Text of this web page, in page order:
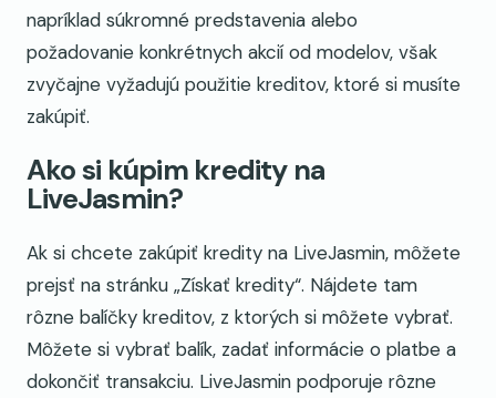
napríklad súkromné predstavenia alebo
požadovanie konkrétnych akcií od modelov, však
zvyčajne vyžadujú použitie kreditov, ktoré si musíte
zakúpiť.
Ako si kúpim kredity na
LiveJasmin?
Ak si chcete zakúpiť kredity na LiveJasmin, môžete
prejsť na stránku „Získať kredity“. Nájdete tam
rôzne balíčky kreditov, z ktorých si môžete vybrať.
Môžete si vybrať balík, zadať informácie o platbe a
dokončiť transakciu. LiveJasmin podporuje rôzne